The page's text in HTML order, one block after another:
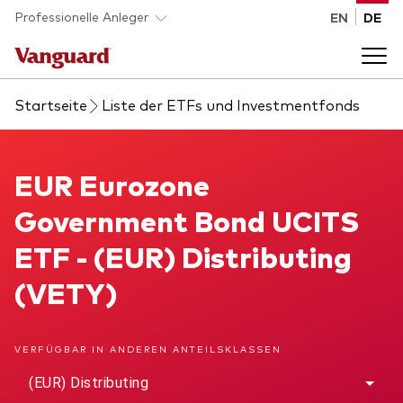
Skip to main content
Professionelle Anleger EN DE
Fonds und ETFs
Liste aller Vanguard Fonds und ETFs
Analysen und Events
Back to main menu
Insights
Beraterplattform
Back to main menu
Entdecken Sie Vanguard 365
Über uns
Startseite Liste der ETFs und Investmentfonds
EUR Eurozone Government Bond UCITS ETF
EUR Eurozone
Government Bond UCITS
ETF - (EUR) Distributing
(VETY)
VERFÜGBAR IN ANDEREN ANTEILSKLASSEN
(EUR) Distributing